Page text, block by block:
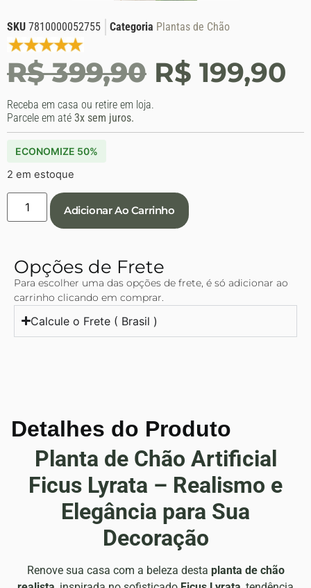
SKU 7810000052755 Categoria Plantas de Chãoㅤ
R$399,90 R$ 199,90
Receba em casa ou retire em loja.
Parcele em até 3x sem juros.
ECONOMIZE 50%
2 em estoque
Adicionar Ao Carrinho
Opções de Frete
Para escolher uma das opções de frete, é só adicionar ao
carrinho clicando em comprar.
Calcule o Frete ( Brasil )
Detalhes do Produto
Planta de Chão Artificial
Ficus Lyrata – Realismo e
Elegância para Sua
Decoração
Renove sua casa com a beleza desta planta de chão